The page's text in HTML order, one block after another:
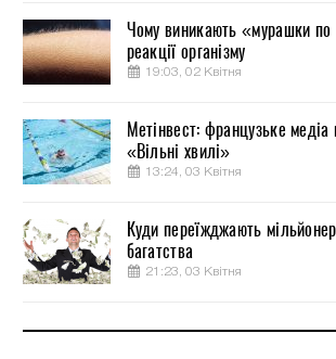
Чому виникають «мурашки по
реакції організму
19:03, 02 Квітня
Метінвест: французьке медіа
«Вільні хвилі»
13:24, 03 Квітня
Куди переїжджають
багатства
21:23, 03 Квітня